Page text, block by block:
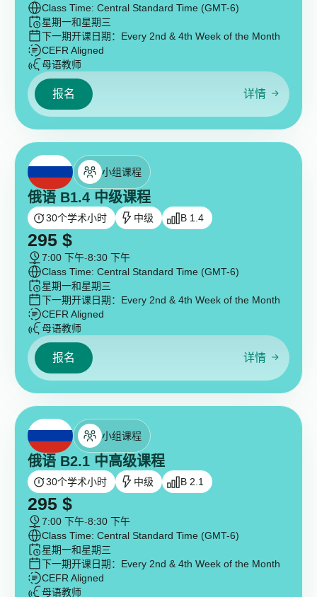
Class Time: Central Standard Time (GMT-6)
星期一和星期三
下一期开课日期： Every 2nd & 4th Week of the Month
CEFR Aligned
母语教师
报名 详情
小组课程
俄语 B1.4 中级课程
30个学术小时 中级 B 1.4
295 $
7:00 下午-8:30 下午
Class Time: Central Standard Time (GMT-6)
星期一和星期三
下一期开课日期： Every 2nd & 4th Week of the Month
CEFR Aligned
母语教师
报名 详情
小组课程
俄语 B2.1 中高级课程
30个学术小时 中级 B 2.1
295 $
7:00 下午-8:30 下午
Class Time: Central Standard Time (GMT-6)
星期一和星期三
下一期开课日期： Every 2nd & 4th Week of the Month
CEFR Aligned
母语教师